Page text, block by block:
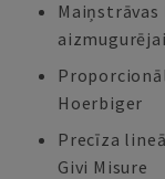
Maiņstrāvas
Hoerbiger
Precīza
Givi Misure